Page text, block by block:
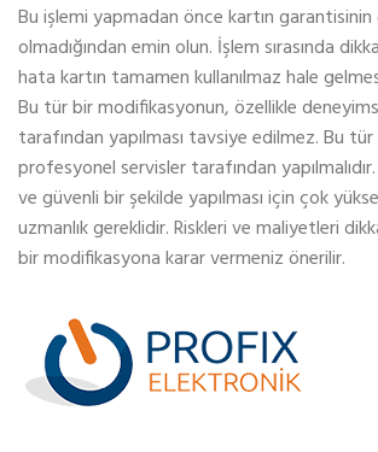
Bu işlemi yapmadan önce kartın garantisinin
olmadığından emin olun. İşlem sırasında
hata kartın tamamen kullanılmaz hale
Bu tür bir modifikasyonun, özellikle
tarafından yapılması tavsiye edilmez. Bu
profesyonel servisler tarafından
ve güvenli bir şekilde yapılması için çok
uzmanlık gereklidir. Riskleri ve maliyetleri
bir modifikasyona karar vermeniz önerilir.